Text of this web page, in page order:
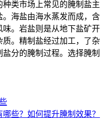
类市场上常见的腌制盐主
海盐由海水蒸发而成，含
。岩盐则是从地下盐矿开
。精制盐经过加工，了杂
分的腌制过程。选择腌制
些？如何提升腌制效果？